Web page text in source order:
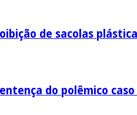
de sacolas
do polêmico